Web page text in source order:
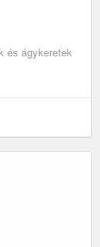
és ágykeretek